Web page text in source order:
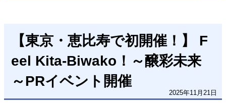
【東京・恵比寿で初開催！】 F
eel Kita-Biwako！～醸彩未来
～PRイベント開催
2025年11月21日